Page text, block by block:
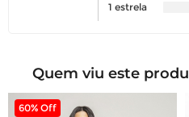
1 estrela
Quem viu este
60% Off